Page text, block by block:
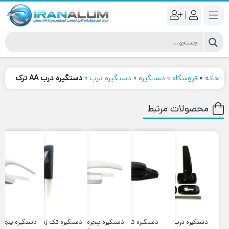
|
خانه »فروشگاه » دستگیره » دستگیره درب »دستگیره درب AA ترک
محصولات مرتبط
دستگیره درب آلومینیومدستگیره تخم مرغی
دستگیره پنجره ترک CAKIR
دستگیره تک زبانه طرح روتو